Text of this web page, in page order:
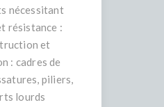
nécessitant
résistance :
et
: cadres de
piliers,
lourds